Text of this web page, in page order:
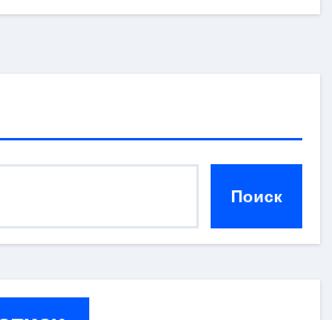
Поиск